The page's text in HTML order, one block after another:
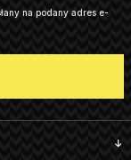
na podany adres e-